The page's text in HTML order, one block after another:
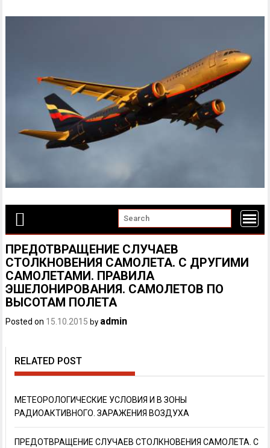
ПРЕДОТВРАЩЕНИЕ СЛУЧАЕВ
СТОЛКНОВЕНИЯ САМОЛЕТА. С ДРУГИМИ
САМОЛЕТАМИ. ПРАВИЛА
ЭШЕЛОНИРОВАНИЯ. САМОЛЕТОВ ПО
ВЫСОТАМ ПОЛЕТА
Posted on 15.10.2015 by admin
RELATED POST
МЕТЕОРОЛОГИЧЕСКИЕ УСЛОВИЯ И В ЗОНЫ
РАДИОАКТИВНОГО. ЗАРАЖЕНИЯ ВОЗДУХА
ПРЕДОТВРАЩЕНИЕ СЛУЧАЕВ СТОЛКНОВЕНИЯ САМОЛЕТА. С